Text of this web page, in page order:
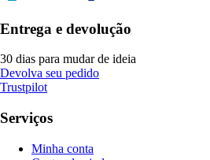
Entrega e devolução
30 dias para mudar de ideia
Devolva seu pedido
Trustpilot
Serviços
Minha conta